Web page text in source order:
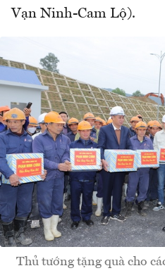
Vạn Ninh-Cam Lộ).
Thủ tướng tặng quà cho